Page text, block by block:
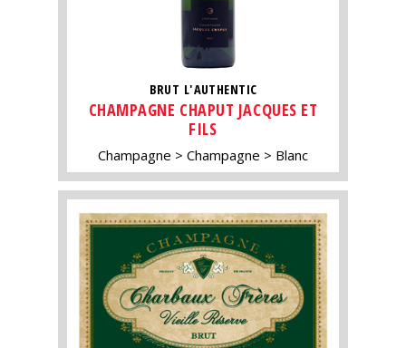
BRUT L'AUTHENTIC
CHAMPAGNE CHAPUT JACQUES ET
FILS
Champagne Champagne Blanc